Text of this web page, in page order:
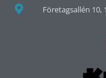
Företagsallén 10,